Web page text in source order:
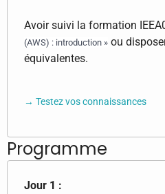
Avoir suivi la formation
(AWS) : introduction » ou
équivalentes.
→ Testez vos connaissances
Programme
Jour 1 :